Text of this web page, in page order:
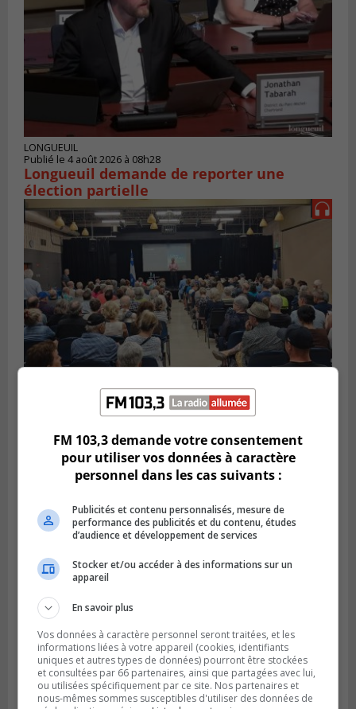
LONGUEUIL
Publié le 4 août 2026 à 08h28
Longueuil demande de reporter une
élection partielle
Publié le 3 août 2026 à 14h47
Longueuil
LA PRAIRIE
Publié le 3 août 2026 à 06h57
Sonia Ziadé est candidate pour le PLQ
dans La Prairie
FM 103,3 demande votre consentement
pour utiliser vos données à caractère
personnel dans les cas suivants :
Publicités et contenu personnalisés, mesure de
performance des publicités et du contenu, études
d’audience et développement de services
Stocker et/ou accéder à des informations sur un
appareil
En savoir plus
Vos données à caractère personnel seront traitées, et les
informations liées à votre appareil (cookies, identifiants
uniques et autres types de données) pourront être stockées
et consultées par 66 partenaires, ainsi que partagées avec lui,
ou utilisées spécifiquement par ce site. Nos partenaires et
nous-mêmes sommes susceptibles d'utiliser des données de